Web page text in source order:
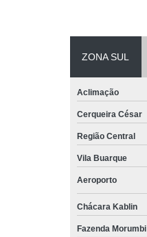
ZONA SUL
Aclimação
Cerqueira César
Região Central
Vila Buarque
Aeroporto
Chácara Kablin
Fazenda Morumbi